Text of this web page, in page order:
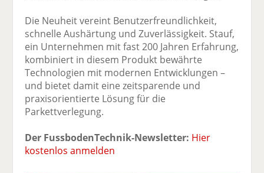
Die Neuheit vereint Benutzerfreundlichkeit,
schnelle Aushärtung und Zuverlässigkeit. Stauf,
ein Unternehmen mit fast 200 Jahren Erfahrung,
kombiniert in diesem Produkt bewährte
Technologien mit modernen Entwicklungen –
und bietet damit eine zeitsparende und
praxisorientierte Lösung für die
Parkettverlegung.
Der FussbodenTechnik-Newsletter: Hier
kostenlos anmelden